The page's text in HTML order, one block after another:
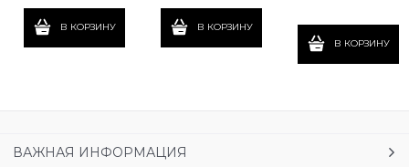
В КОРЗИНУ В КОРЗИНУ
В КОРЗИНУ
ВАЖНАЯ ИНФОРМАЦИЯ